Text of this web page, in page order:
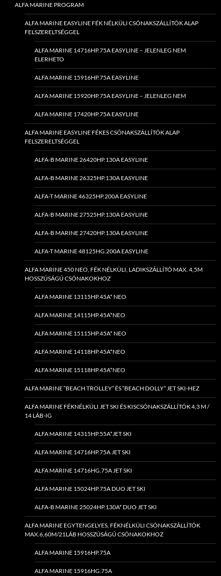
ALFA MARINE PROGRAM
ALFA MARINE EASYLINE FÉK NÉLKÜLI CSÓNAKSZÁLLÍTÓK ALAP
FELSZERELTSÉGGEL
ALFA MARINE 14716HP.75A EASYLINE – JELENLEG NEM
ELERHETO
ALFA MARINE 15916HP.75A EASYLINE
ALFA MARINE 15920HP.75A EASYLINE – JELENLEG NEM
ALFA MARINE 17420HP.75A EASYLINE
ALFA MARINE EASYLINE FÉKES CSÓNAKSZÁLLÍTÓK ALAP
FELSZERELTSÉGGEL
ALFA-B MARINE 26420HP.130A EASYLINE
ALFA-B MARINE 26325HP.130A EASYLINE
ALFA-T MARINE 46325HP.200A EASYLINE
ALFA-B MARINE 27525HP.130A EASYLINE
ALFA-B MARINE 27420HP.130A EASYLINE
ALFA-T MARINE 48125HG.200A EASYLINE
ALFA MARINE 450 NEO, FÉK NÉLKÜLI, LADIKSZÁLLÍTÓ MAX. 4,5M
HOSSZÚSÁGÚ CSÓNAKOKHOZ
ALFA MARINE 13115HP.45A* NEO
ALFA MARINE 14115HP.45A*NEO
ALFA MARINE 15115HP.45A* NEO
ALFA MARINE 14118HP.45A*NEO
ALFA MARINE 15118HP.45A*NEO
ALFA MARINE “BEACH TROLLEY” ÉS “BEACH DOLLY” JET SKI-HEZ
ALFA MARINE FÉKNÉLKÜLI JET SKI ÉS KISCSÓNAKSZÁLLÍTÓK 4,3 M /
14 LÁB-IG
ALFA MARINE 14315HP.55A*JET SKI
ALFA MARINE 14716HP.75A JET SKI
ALFA MARINE 14716HG.75A JET SKI
ALFA MARINE 15024HP.75A DUO JET SKI
ALFA-B MARINE 25024HP.130A* DUO JET SKI
ALFA MARINE EGYTENGELYES, FÉKNÉLKÜLI CSÓNAKSZÁLLÍTÓK
MAX.6,60M/21LÁB HOSSZÚSÁGÚ CSÓNAKOKHOZ
ALFA MARINE 15916HP.75A
ALFA MARINE 15916HG.75A